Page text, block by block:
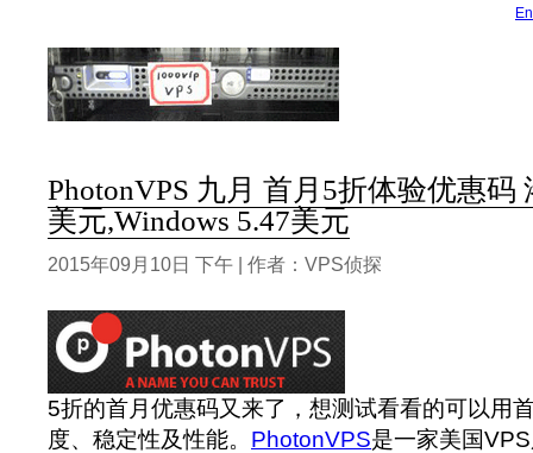
PhotonVPS 九月 首月5折体验优惠码
美元,Windows 5.47美元
2015年09月10日 下午 | 作者：VPS侦探
5折的首月优惠码又来了，想测试看看的可以用
度、稳定性及性能。 PhotonVPS是一家美国